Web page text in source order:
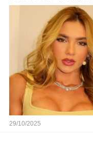
de Virginia é
29/10/2025